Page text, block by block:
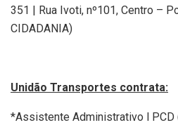
351 | Rua Ivoti, nº101, Centro –
CIDADANIA)
Unidão Transportes contrata:
*Assistente Administrativo l